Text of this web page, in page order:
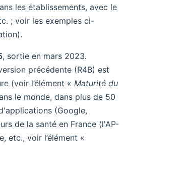
les établissements, avec le
; voir les exemples ci-
, sortie en mars 2023.
précédente (R4B) est
(voir l’élément « Maturité du
le monde, dans plus de 50
(Google,
de la santé en France (l'AP-
etc., voir l’élément «